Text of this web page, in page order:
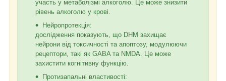
участь у метаболізмі алкоголю. Це може знизити
рівень алкоголю у крові.
Нейропротекція:
дослідження показують, що DHM захищає
нейрони від токсичності та апоптозу, модулюючи
рецептори, такі як GABA та NMDA. Це може
захистити когнітивну функцію.
Протизапальні властивості: